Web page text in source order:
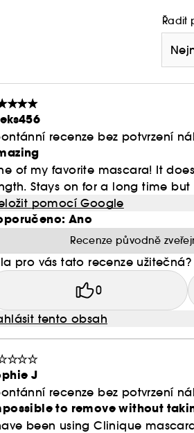
Řadit
recenze bez potvrzení
of my favorite mascara! It
Stays on for a long time but
pomocí Google
Ano
Recenze původně
pro vás tato recenze užitečná?
0
tento obsah
J
recenze bez potvrzení
to remove without
been using Clinique